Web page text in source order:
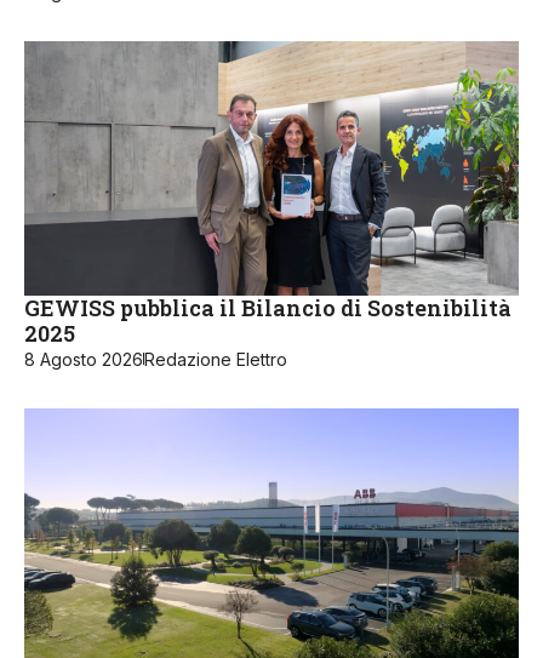
GEWISS pubblica il Bilancio di Sostenibilità
2025
8 Agosto 2026Redazione Elettro